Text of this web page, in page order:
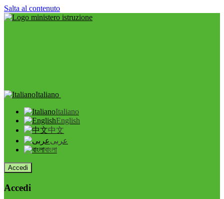
Salta al contenuto
Italiano
Italiano
English
中文
عربى
বাংলা
Accedi
Accedi